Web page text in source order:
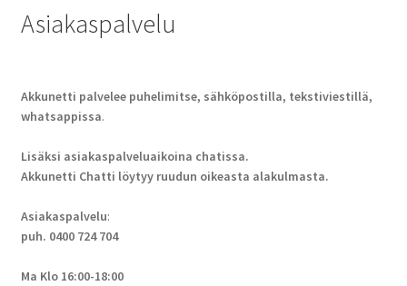
Asiakaspalvelu
Akkunetti palvelee puhelimitse, sähköpostilla, tekstiviestillä,
whatsappissa.
Lisäksi asiakaspalveluaikoina chatissa.
Akkunetti Chatti löytyy ruudun oikeasta alakulmasta.
Asiakaspalvelu:
puh. 0400 724 704
Ma Klo 16:00-18:00